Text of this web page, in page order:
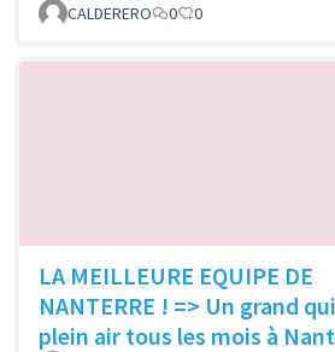
CALDERERO 0 0
LA MEILLEURE EQUIPE DE
NANTERRE ! => Un grand
plein air tous les mois à